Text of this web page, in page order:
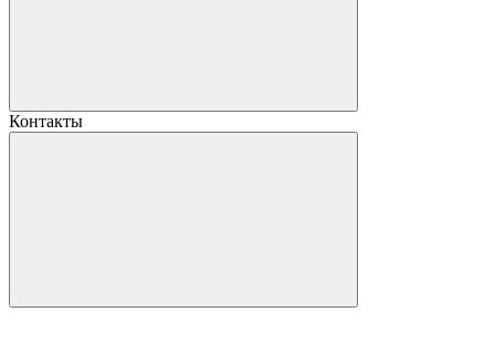
Контакты